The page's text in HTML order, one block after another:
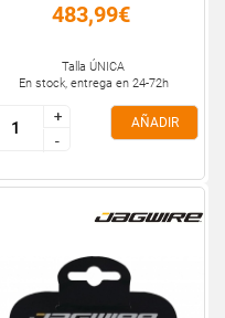
483,99€
Talla ÚNICA
En stock, entrega en 24-72h
+
-
+
-
AÑADIR